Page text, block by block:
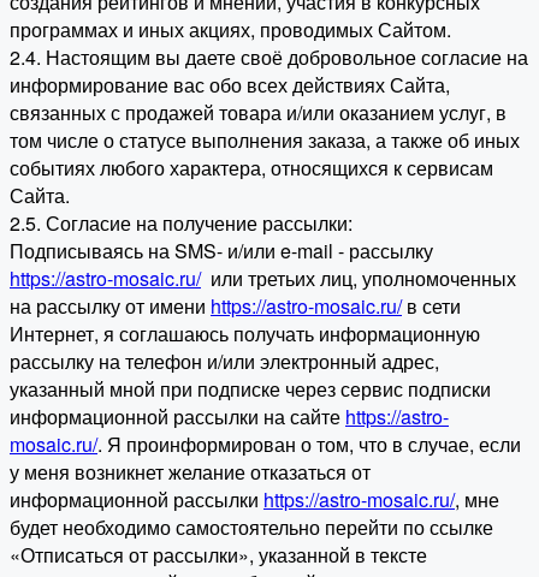
программах и иных акциях, проводимых Сайтом.
2.4. Настоящим вы даете своё добровольное согласие на
информирование вас обо всех действиях Сайта,
связанных с продажей товара и/или оказанием услуг, в
том числе о статусе выполнения заказа, а также об иных
событиях любого характера, относящихся к сервисам
Сайта.
2.5. Согласие на получение рассылки:
Подписываясь на SMS- и/или e-mail - рассылку
https://astro-mosaic.ru/или третьих лиц, уполномоченных
на рассылку от имени https://astro-mosaic.ru/в сети
Интернет, я соглашаюсь получать информационную
рассылку на телефон и/или электронный адрес,
указанный мной при подписке через сервис подписки
информационной рассылки на сайте https://astro-
mosaic.ru/. Я проинформирован о том, что в случае, если
у меня возникнет желание отказаться от
информационной рассылки https://astro-mosaic.ru/, мне
будет необходимо самостоятельно перейти по ссылке
«Отписаться от рассылки», указанной в тексте